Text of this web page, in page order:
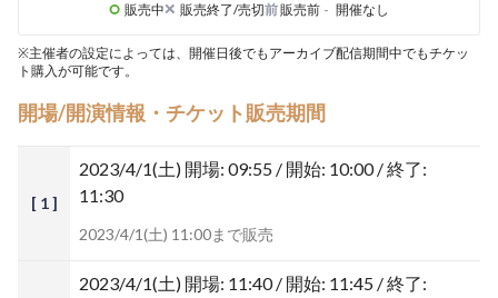
販売中 販売終了/売切前販売前 - 開催なし
※主催者の設定によっては、開催日後でもアーカイブ配信期間中でもチケッ
ト購入が可能です。
開場/開演情報・チケット販売期間
[ 1 ]
2023/4/1(土) 開場: 09:55 / 開始: 10:00 / 終了:
11:30
2023/4/1(土) 11:00まで販売
2023/4/1(土) 開場: 11:40 / 開始: 11:45 / 終了: